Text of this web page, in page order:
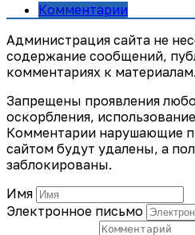
Комментарии
Администрация сайта не
содержание сообщений,
комментариях к материалам.
Запрещены проявления
оскорбления,
Комментарии нарушающие
сайтом будут удалены, а
заблокированы.
Имя
Электронное письмо